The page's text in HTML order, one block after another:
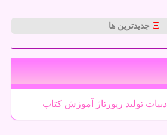
جدیدترین ها
ادبیات تولید رپورتاژ آموزش كتاب